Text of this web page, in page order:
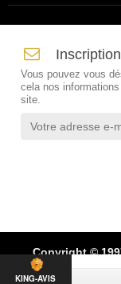
Vous pouvez vous
cela nos
site.
Copyright ©
KING-AVIS